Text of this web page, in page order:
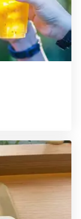
ロピカルなカ
。最上階の14